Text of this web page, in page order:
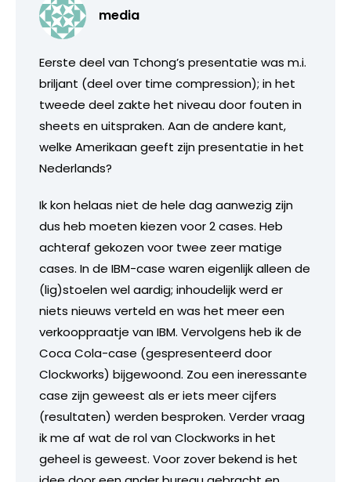
media
Eerste deel van Tchong’s presentatie was m.i.
briljant (deel over time compression); in het
tweede deel zakte het niveau door fouten in
sheets en uitspraken. Aan de andere kant,
welke Amerikaan geeft zijn presentatie in het
Nederlands?
Ik kon helaas niet de hele dag aanwezig zijn
dus heb moeten kiezen voor 2 cases. Heb
achteraf gekozen voor twee zeer matige
cases. In de IBM-case waren eigenlijk alleen de
(lig)stoelen wel aardig; inhoudelijk werd er
niets nieuws verteld en was het meer een
verkooppraatje van IBM. Vervolgens heb ik de
Coca Cola-case (gespresenteerd door
Clockworks) bijgewoond. Zou een ineressante
case zijn geweest als er iets meer cijfers
(resultaten) werden besproken. Verder vraag
ik me af wat de rol van Clockworks in het
geheel is geweest. Voor zover bekend is het